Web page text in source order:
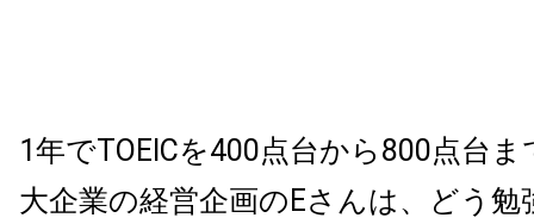
1年でTOEICを400点台から800点台
大企業の経営企画のEさんは、どう